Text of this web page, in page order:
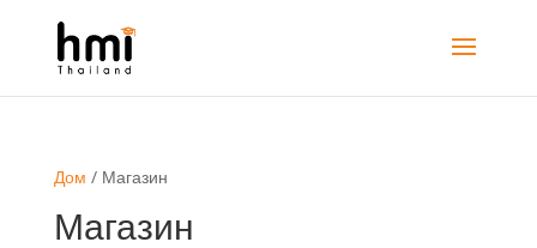
Дом / Магазин
Магазин